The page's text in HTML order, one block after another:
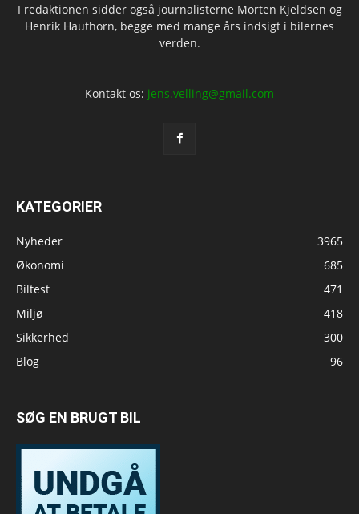
I redaktionen sidder også journalisterne Morten Kjeldsen og
Henrik Hauthorn, begge med mange års indsigt i bilernes
verden.
Kontakt os: jens.velling@gmail.com
KATEGORIER
Nyheder
3965
Økonomi
685
Biltest
471
Miljø
418
Sikkerhed
300
Blog
96
SØG EN BRUGT BIL